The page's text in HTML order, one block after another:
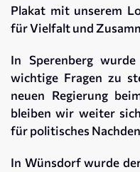
Plakat mit unserem
für Vielfalt und
In Sperenberg
wichtige Fragen zu
neuen Regierung
bleiben wir weiter
für politisches
In Wünsdorf wurde